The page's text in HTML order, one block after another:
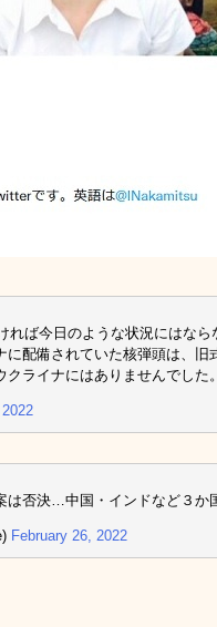
れば今日のような状況にはな
配備されていた核弾頭は、
ライナにはありませんでした。
は否決…中国・インドなど３か
February 26, 2022